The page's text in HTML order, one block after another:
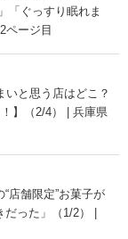
「ぐっすり眠れま
ページ目
と思う店はどこ？
】（2/4） | 兵庫県
店舗限定”お菓子が
った」（1/2） |